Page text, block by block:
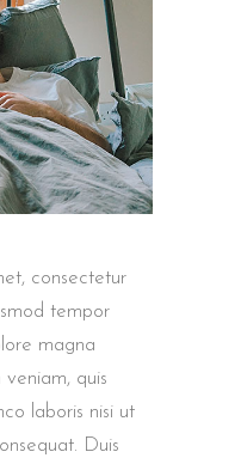
consectetur
tempor
magna
quis
laboris nisi ut
Duis